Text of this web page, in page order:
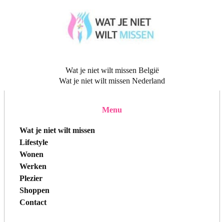
Wat je niet wilt missen België
Wat je niet wilt missen Nederland
Menu
Wat je niet wilt missen
Lifestyle
Wonen
Werken
Plezier
Shoppen
Contact